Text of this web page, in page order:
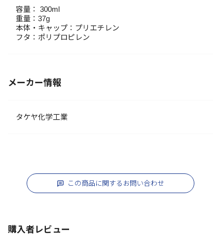
容量： 300ml
重量：37g
本体・キャップ：プリエチレン
フタ：ポリプロピレン
メーカー情報
タケヤ化学工業
この商品に関するお問い合わせ
購入者レビュー